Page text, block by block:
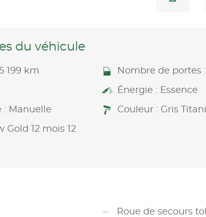
du véhicule
199 km Nombre de portes
Énergie : Essence
: Manuelle Couleur : Gris
Gold 12 mois 12
Roue de secours